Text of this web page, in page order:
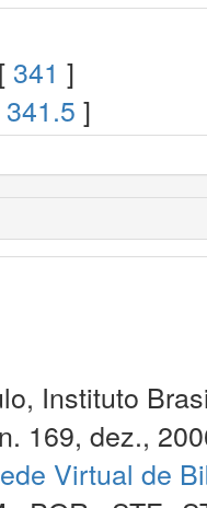
341 ]
341.5 ]
Instituto
169, dez.,
Virtual de